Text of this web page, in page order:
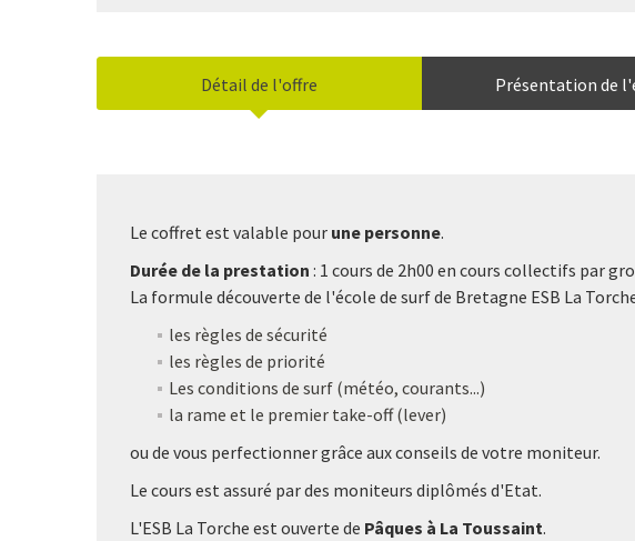
Détail de l'offre Présentation de
Le coffret est valable pour une personne.
Durée de la prestation : 1 cours de 2h00 en cours collectifs par
La formule découverte de l'école de surf de Bretagne ESB La
les règles de sécurité
les règles de priorité
Les conditions de surf (météo, courants...)
la rame et le premier take-off (lever)
ou de vous perfectionner grâce aux conseils de votre moniteur.
Le cours est assuré par des moniteurs diplômés d'Etat.
L'ESB La Torche est ouverte de Pâques à La Toussaint.